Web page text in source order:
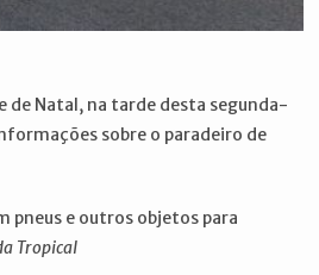
Natal, na tarde desta segunda-
sobre o paradeiro de
pneus e outros objetos para
Tropical